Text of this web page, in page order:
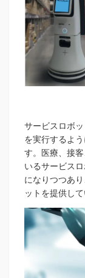
サービスロボ
を実行するよ
す。医療、接
いるサービス
になりつつあ
ットを提供して